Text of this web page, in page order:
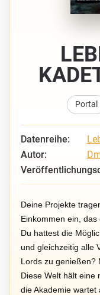
Portal
Datenreihe:
Autor:
Deine Projekte
Einkommen ein,
Du hattest die
und gleichzeitig alle
Lords zu genießen?
Diese Welt hält eine
die Akademie wartet